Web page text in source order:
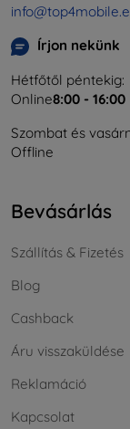
Írjon nekünk
Hétfőtől péntekig:
Online8:00 - 16:00
Szombat és
Offline
Bevásárlás
Szállítás & Fizetés
Blog
Cashback
Áru visszaküldése
Reklamáció
Kapcsolat